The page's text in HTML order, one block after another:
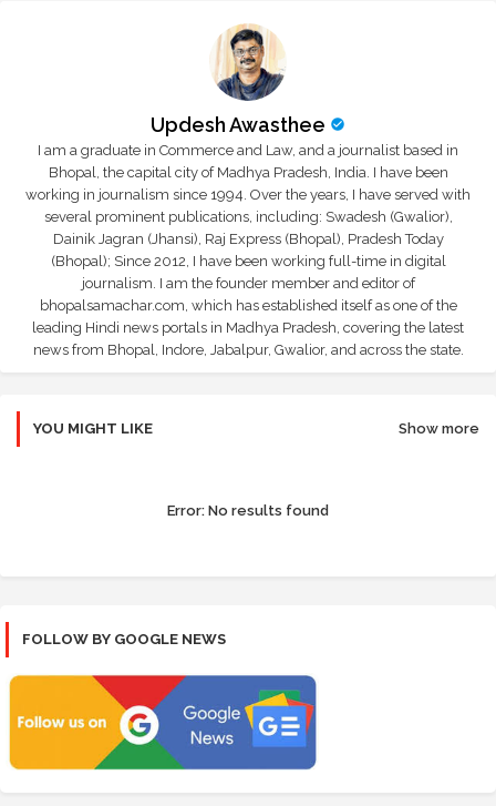
Updesh Awasthee
I am a graduate in Commerce and Law, and a journalist based in
Bhopal, the capital city of Madhya Pradesh, India. I have been
working in journalism since 1994. Over the years, I have served with
several prominent publications, including: Swadesh (Gwalior),
Dainik Jagran (Jhansi), Raj Express (Bhopal), Pradesh Today
(Bhopal); Since 2012, I have been working full-time in digital
journalism. I am the founder member and editor of
bhopalsamachar.com, which has established itself as one of the
leading Hindi news portals in Madhya Pradesh, covering the latest
news from Bhopal, Indore, Jabalpur, Gwalior, and across the state.
YOU MIGHT LIKE Show more
Error: No results found
FOLLOW BY GOOGLE NEWS